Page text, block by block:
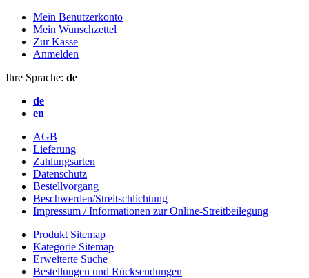
Mein Benutzerkonto
Mein Wunschzettel
Zur Kasse
Anmelden
Ihre Sprache: de
de
en
AGB
Lieferung
Zahlungsarten
Datenschutz
Bestellvorgang
Beschwerden/Streitschlichtung
Impressum / Informationen zur Online-Streitbeilegung
Produkt Sitemap
Kategorie Sitemap
Erweiterte Suche
Bestellungen und Rücksendungen